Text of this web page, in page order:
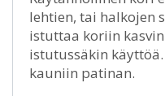
lehtien, tai halkojen
istuttaa koriin
istutussäkin
kauniin patinan.